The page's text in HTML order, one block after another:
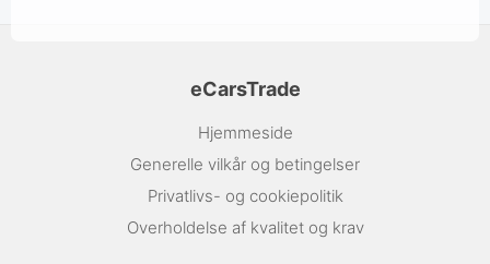
eCarsTrade
Hjemmeside
Generelle vilkår og betingelser
Privatlivs- og cookiepolitik
Overholdelse af kvalitet og krav